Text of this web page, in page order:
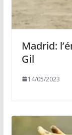
Madrid:
Gil
14/05/2023